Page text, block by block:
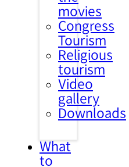
movies
Congress
Tourism
Religious
tourism
Video
gallery
Downloads
What
to